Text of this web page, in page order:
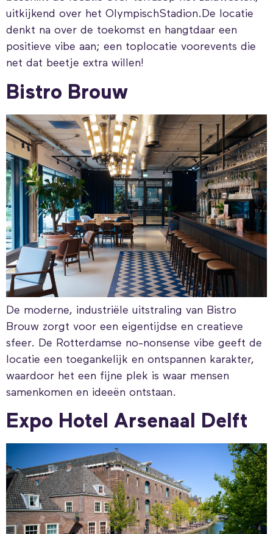
uitkijkend over het OlympischStadion.De locatie
denkt na over de toekomst en hangtdaar een
positieve vibe aan; een toplocatie voorevents die
net dat beetje extra willen!
Bistro Brouw
De moderne, industriële uitstraling van Bistro
Brouw zorgt voor een eigentijdse en creatieve
sfeer. De Rotterdamse no-nonsense vibe geeft de
locatie een toegankelijk en ontspannen karakter,
waardoor het een fijne plek is waar mensen
samenkomen en ideeën ontstaan.
Expo Hotel Arsenaal Delft